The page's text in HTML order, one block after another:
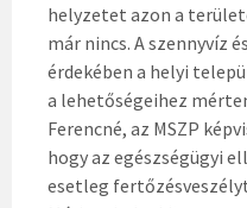
helyzetet azon a
már nincs. A szennyvíz
érdekében a helyi
a lehetőségeihez
Ferencné, az MSZP
hogy az egészségügyi
esetleg